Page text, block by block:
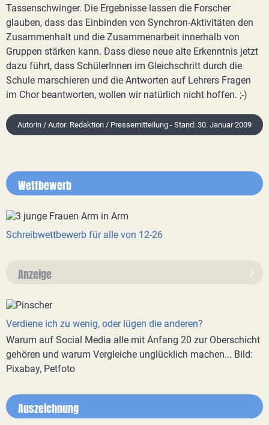
Tassenschwinger. Die Ergebnisse lassen die Forscher
glauben, dass das Einbinden von Synchron-Aktivitäten den
Zusammenhalt und die Zusammenarbeit innerhalb von
Gruppen stärken kann. Dass diese neue alte Erkenntnis jetzt
dazu führt, dass SchülerInnen im Gleichschritt durch die
Schule marschieren und die Antworten auf Lehrers Fragen
im Chor beantworten, wollen wir natürlich nicht hoffen. ;-)
Autorin / Autor: Redaktion / Pressemitteilung - Stand: 30. Januar 2009
Wettbewerb
Schreibwettbewerb für alle von 12-26
Anzeige
Verdiene ich zu wenig, oder lügen die anderen?
Warum auf Social Media alle mit Anfang 20 zur Oberschicht
gehören und warum Vergleiche unglücklich machen... Bild:
Pixabay, Petfoto
Auszeichnung